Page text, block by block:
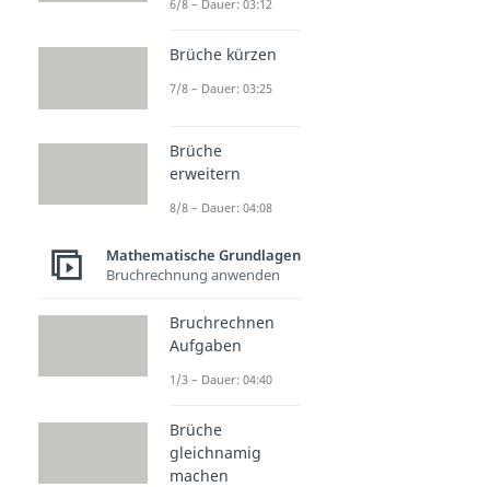
6/8 – Dauer: 03:12
Brüche kürzen
7/8 – Dauer: 03:25
Brüche
erweitern
8/8 – Dauer: 04:08
Mathematische Grundlagen
Bruchrechnung anwenden
Bruchrechnen
Aufgaben
1/3 – Dauer: 04:40
Brüche
gleichnamig
machen